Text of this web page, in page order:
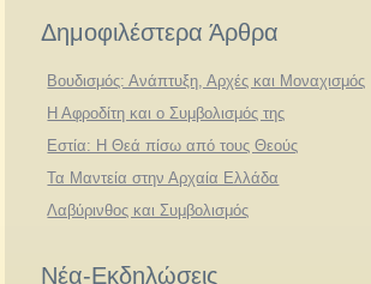
Δημοφιλέστερα Άρθρα
Βουδισμός: Ανάπτυξη, Αρχές και Μοναχισμός
Η Αφροδίτη και ο Συμβολισμός της
Εστία: Η Θεά πίσω από τους Θεούς
Τα Μαντεία στην Αρχαία Ελλάδα
Λαβύρινθος και Συμβολισμός
Νέα-Εκδηλώσεις